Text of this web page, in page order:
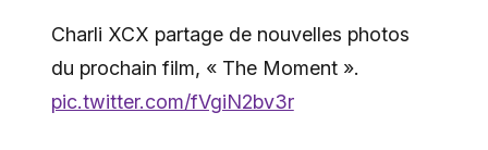
Charli XCX partage de nouvelles photos
du prochain film, « The Moment ».
pic.twitter.com/fVgiN2bv3r